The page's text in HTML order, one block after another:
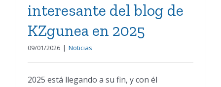
interesante del blog de
KZgunea en 2025
09/01/2026 | Noticias
2025 está llegando a su fin, y con él